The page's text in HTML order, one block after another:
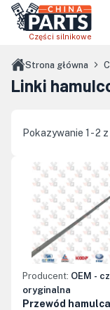
Przejdź do treści
Części silnikowe
Strona główna
Linki
Pokazywanie 1 - 2
Producent: OEM -
oryginalna
Przewód hamulca